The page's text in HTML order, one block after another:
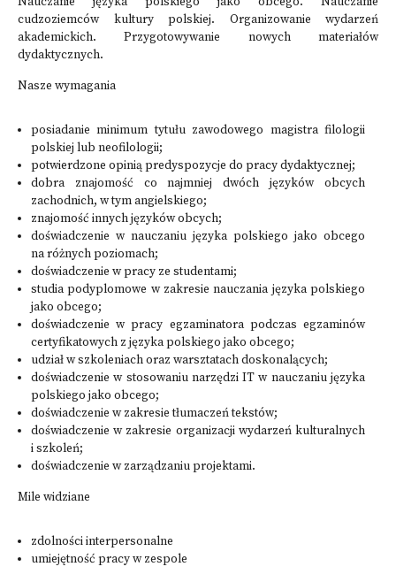
cudzoziemców kultury polskiej. Organizowanie wydarzeń
akademickich. Przygotowywanie nowych materiałów
dydaktycznych.
Nasze wymagania
posiadanie minimum tytułu zawodowego magistra filologii
polskiej lub neofilologii;
potwierdzone opinią predyspozycje do pracy dydaktycznej;
dobra znajomość co najmniej dwóch języków obcych
zachodnich, w tym angielskiego;
znajomość innych języków obcych;
doświadczenie w nauczaniu języka polskiego jako obcego
na różnych poziomach;
doświadczenie w pracy ze studentami;
studia podyplomowe w zakresie nauczania języka polskiego
jako obcego;
doświadczenie w pracy egzaminatora podczas egzaminów
certyfikatowych z języka polskiego jako obcego;
udział w szkoleniach oraz warsztatach doskonalących;
doświadczenie w stosowaniu narzędzi IT w nauczaniu języka
polskiego jako obcego;
doświadczenie w zakresie tłumaczeń tekstów;
doświadczenie w zakresie organizacji wydarzeń kulturalnych
i szkoleń;
doświadczenie w zarządzaniu projektami.
Mile widziane
zdolności interpersonalne
umiejętność pracy w zespole